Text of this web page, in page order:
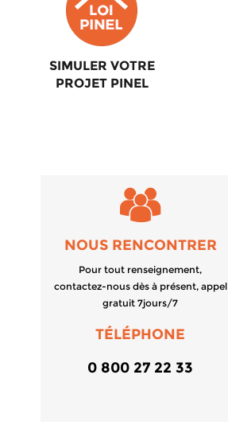
SIMULER VOTRE
PROJET PINEL
NOUS RENCONTRER
Pour tout renseignement,
contactez-nous dès à présent, appel
gratuit 7jours/7
TÉLÉPHONE
0 800 27 22 33